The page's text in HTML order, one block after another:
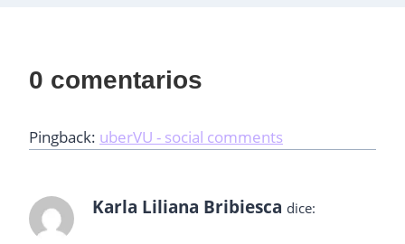
0 comentarios
Pingback: uberVU - social comments
Karla Liliana Bribiesca dice: